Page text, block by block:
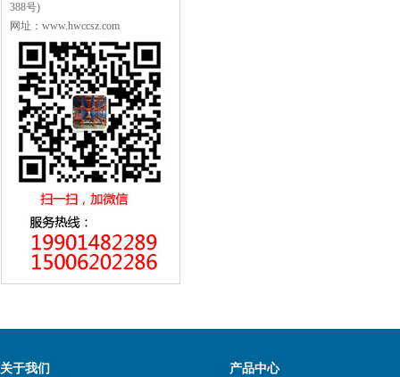
388号)
网址：www.hwccsz.com
关于我们 产品中心